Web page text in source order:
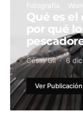
Fotografía
Qué es el
por qué
César Gil 6
Ver Publicación